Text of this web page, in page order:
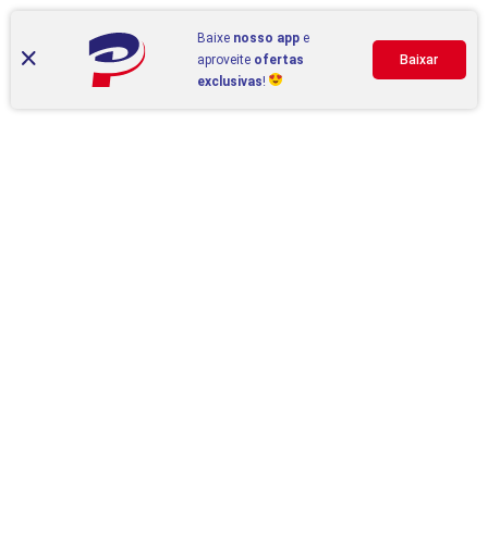
Baixe nosso app e
aproveite ofertas
exclusivas!
Baixar